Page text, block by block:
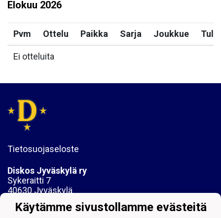
Elokuu 2026
Pvm Ottelu Paikka Sarja Joukkue
Ei otteluita
Tietosuojaseloste
Diskos Jyväskylä ry
Sykeraitti 7
40630 Jyväskylä
y-tunnus:1061742-6
Käytämme sivustollamme evästeitä